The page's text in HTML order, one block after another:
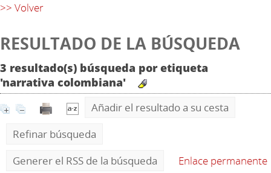
>> Volver
RESULTADO DE LA BÚSQUEDA
3 resultado(s) búsqueda por etiqueta
'narrativa colombiana'
Añadir el resultado a su cesta
Refinar búsqueda
Generer el RSS de la búsqueda
Enlace permanente